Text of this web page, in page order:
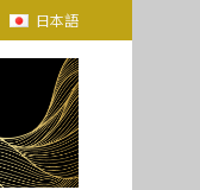
日本語